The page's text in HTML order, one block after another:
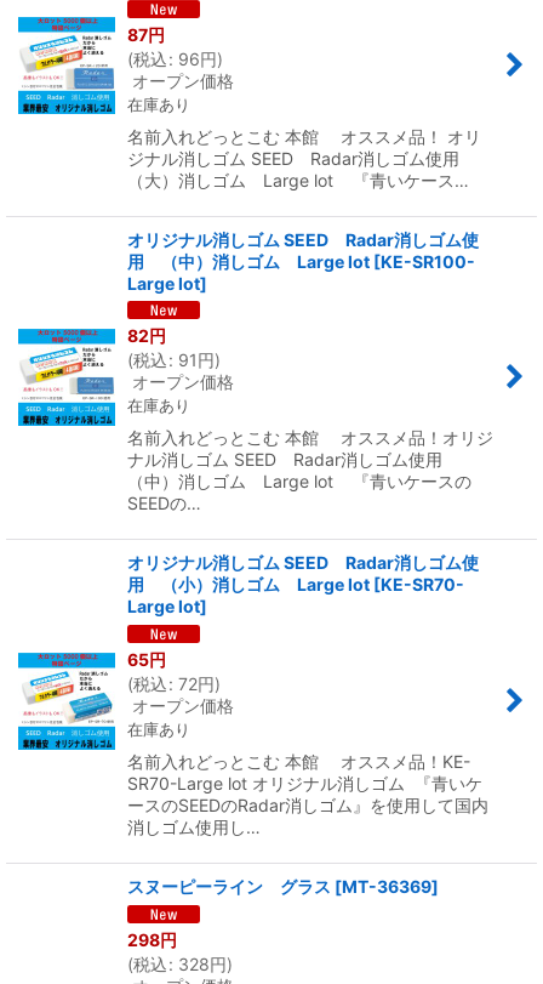
87円
(税込: 96円)
オープン価格
在庫あり
名前入れどっとこむ 本館 オススメ品！ オリ
ジナル消しゴム SEED Radar消しゴム使用
（大）消しゴム Large lot 『青いケース…
オリジナル消しゴム SEED Radar消しゴム使
用 （中）消しゴム Large lot [KE-SR100-
Large lot]
82円
(税込: 91円)
オープン価格
在庫あり
名前入れどっとこむ 本館 オススメ品！オリジ
ナル消しゴム SEED Radar消しゴム使用
（中）消しゴム Large lot 『青いケースの
SEEDの…
オリジナル消しゴム SEED Radar消しゴム使
用 （小）消しゴム Large lot [KE-SR70-
Large lot]
65円
(税込: 72円)
オープン価格
在庫あり
名前入れどっとこむ 本館 オススメ品！KE-
SR70-Large lot オリジナル消しゴム 『青いケ
ースのSEEDのRadar消しゴム』を使用して国内
消しゴム使用し…
スヌーピーライン グラス [MT-36369]
298円
(税込: 328円)